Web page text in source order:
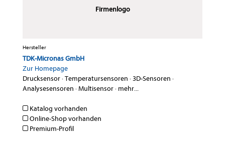
Firmenlogo
Hersteller
TDK-Micronas GmbH
Zur Homepage
Drucksensor·Temperatursensoren ·3D-Sensoren ·
Analysesensoren ·Multisensor· mehr...
Katalog vorhanden
Online-Shop vorhanden
Premium-Profil